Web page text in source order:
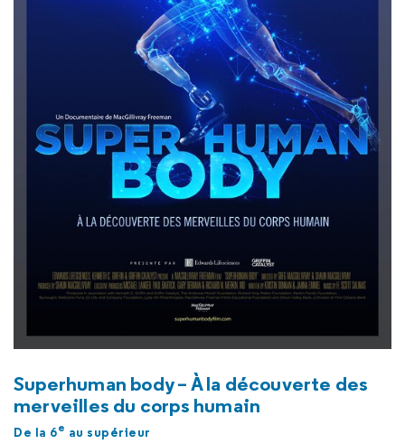
Superhuman body – À la découverte des
merveilles du corps humain
De la 6e au supérieur